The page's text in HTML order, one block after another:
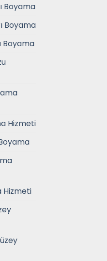
Boyama
Boyama
Boyama
Hizmeti
Hizmeti